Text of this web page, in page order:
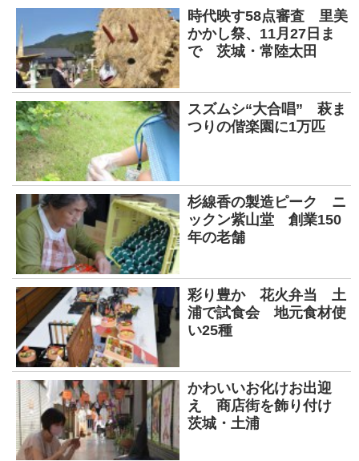
時代映す58点審査 里美
かかし祭、11月27日ま
で 茨城・常陸太田
スズムシ“大合唱” 萩ま
つりの偕楽園に1万匹
杉線香の製造ピーク ニ
ックン紫山堂 創業150
年の老舗
彩り豊か 花火弁当 土
浦で試食会 地元食材使
い25種
かわいいお化けお出迎
え 商店街を飾り付け
茨城・土浦